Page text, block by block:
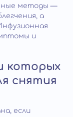
методы —
а
и
которых
снятия
если